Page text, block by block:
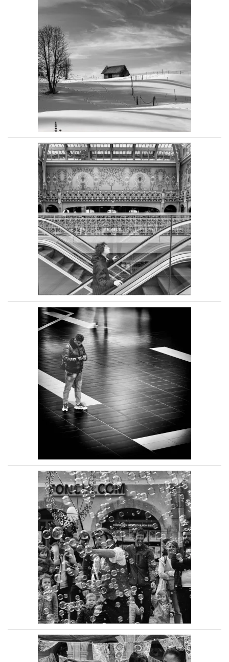
Voir la photo
Voir la photo
Voir la photo
Voir la photo